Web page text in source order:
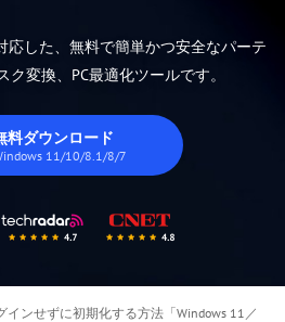
した、無料で簡単かつ安全なパーテ
ク変換、PC最適化ツールです。
料ダウンロード
11/10/8.1/8/7
インせずに初期化する方法「Windows 11／